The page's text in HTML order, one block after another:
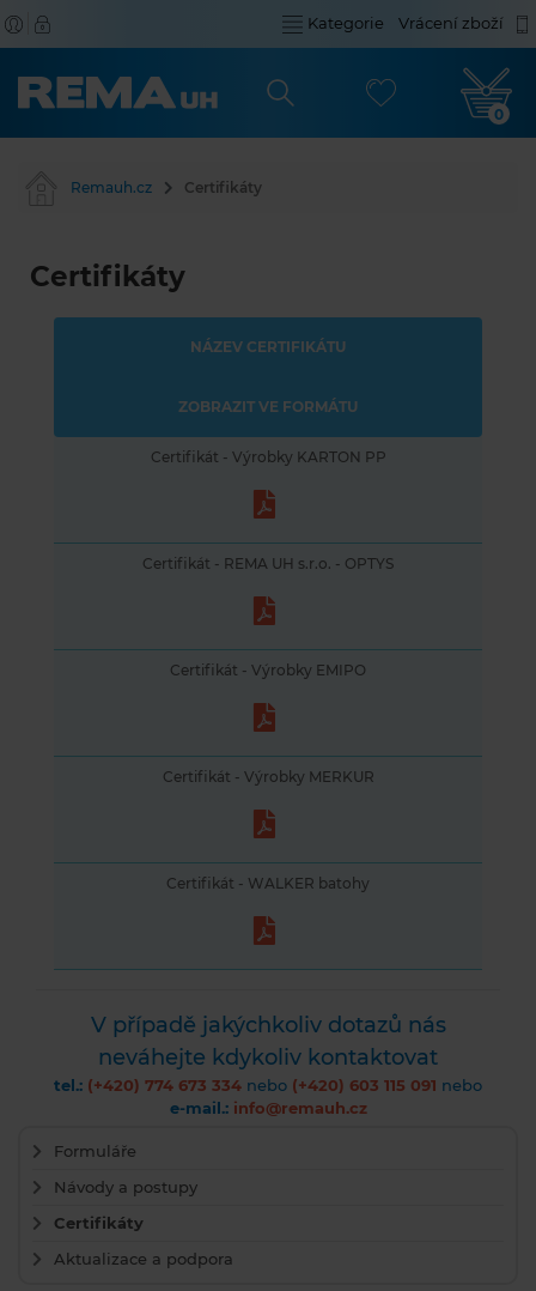
Kategorie Vrácení zboží
0
Remauh.cz Certifikáty
Certifikáty
NÁZEV CERTIFIKÁTU
ZOBRAZIT VE FORMÁTU
Certifikát - Výrobky KARTON PP
Certifikát - REMA UH s.r.o. - OPTYS
Certifikát - Výrobky EMIPO
Certifikát - Výrobky MERKUR
Certifikát - WALKER batohy
V případě jakýchkoliv dotazů nás
neváhejte kdykoliv kontaktovat
tel.: (+420) 774 673 334 nebo (+420) 603 115 091 nebo
e-mail.: info@remauh.cz
Formuláře
Návody a postupy
Certifikáty
Aktualizace a podpora